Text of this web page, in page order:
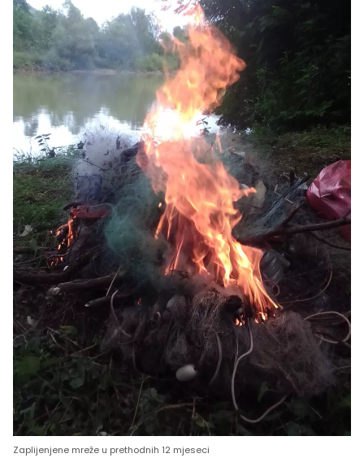
Zaplijenjene mreže u prethodnih 12 mjeseci